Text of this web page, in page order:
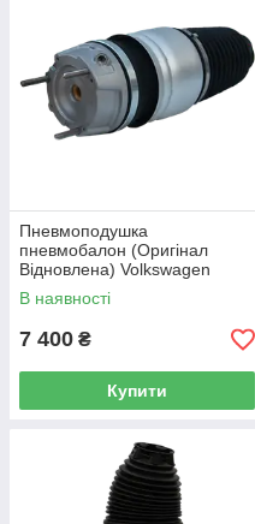
Пневмоподушка
пневмобалон (Оригінал
Відновлена) Volkswagen
Touareg (7P) (передня ліва)
В наявності
7 400 ₴
Купити